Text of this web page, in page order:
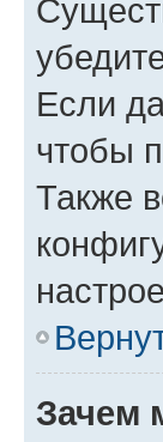
Если
чтобы
Также
Зачем